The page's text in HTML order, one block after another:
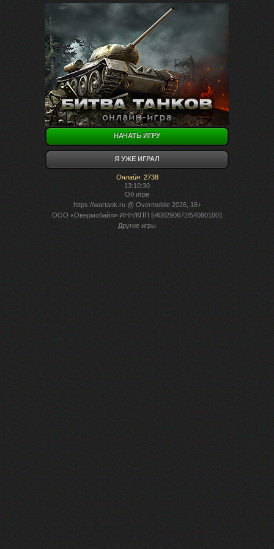
НАЧАТЬ ИГРУ
Я УЖЕ ИГРАЛ
Онлайн: 2738
13:10:30
Об игре
https://wartank.ru@ Overmobile 2026, 16+
ООО «Овермобайл» ИНН/КПП 5408290672/540801001
Другие игры